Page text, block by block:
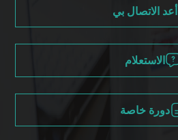
أعد الاتصال بي
الاستعلام
دورة خاصة